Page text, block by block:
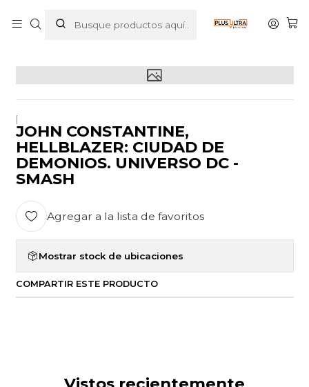
JOHN CONSTANTINE, HELLBLAZER: CIUDAD DE DEMONIOS.
UNIVERSO DC - SMASH
JOHN CONSTANTINE,
HELLBLAZER: CIUDAD DE
DEMONIOS. UNIVERSO DC -
SMASH
Agregar a la lista de favoritos
Mostrar stock de ubicaciones
COMPARTIR ESTE PRODUCTO